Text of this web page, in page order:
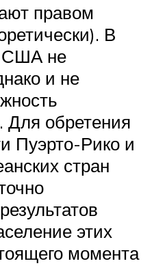
правом
В
США не
и не
Для обретения
Пуэрто-Рико и
стран
этих
момента